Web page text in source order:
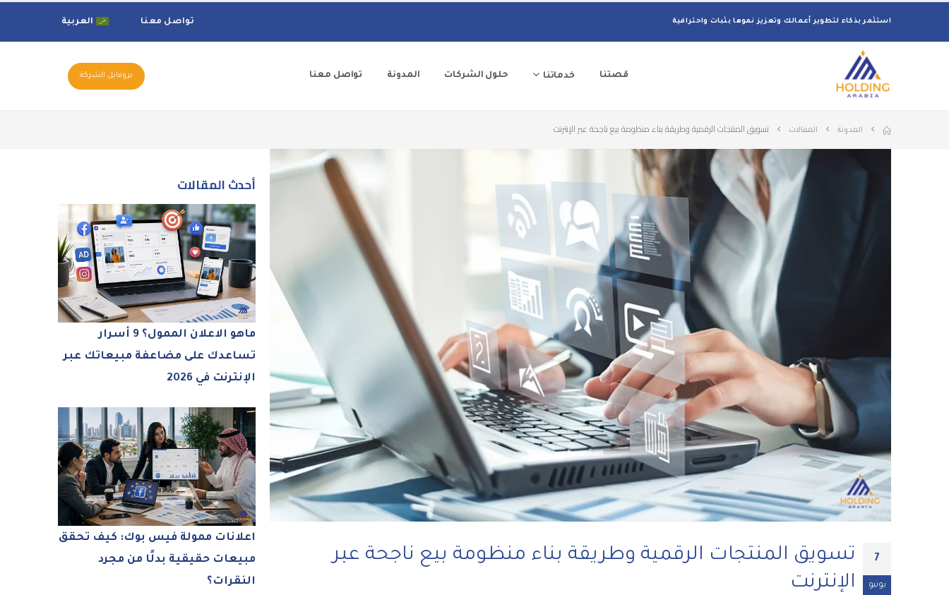
استثمر بذكاء لتطوير أعمالك وتعزيز نموها بثبات واحترافية تواصل معنا العربية
قصتنا خدماتنا حلول الشركات المدونة تواصل معنا بروفايل الشركة
المدونة المقالات تسويق المنتجات الرقمية وطريقة بناء منظومة بيع ناجحة عبر الإنترنت
7
يونيو
تسويق المنتجات الرقمية وطريقة بناء منظومة بيع ناجحة عبر
الإنترنت
أحدث المقالات
ماهو الاعلان الممول؟ 9 أسرار
تساعدك على مضاعفة مبيعاتك عبر
الإنترنت في 2026
اعلانات ممولة فيس بوك: كيف تحقق
مبيعات حقيقية بدلًا من مجرد
النقرات؟